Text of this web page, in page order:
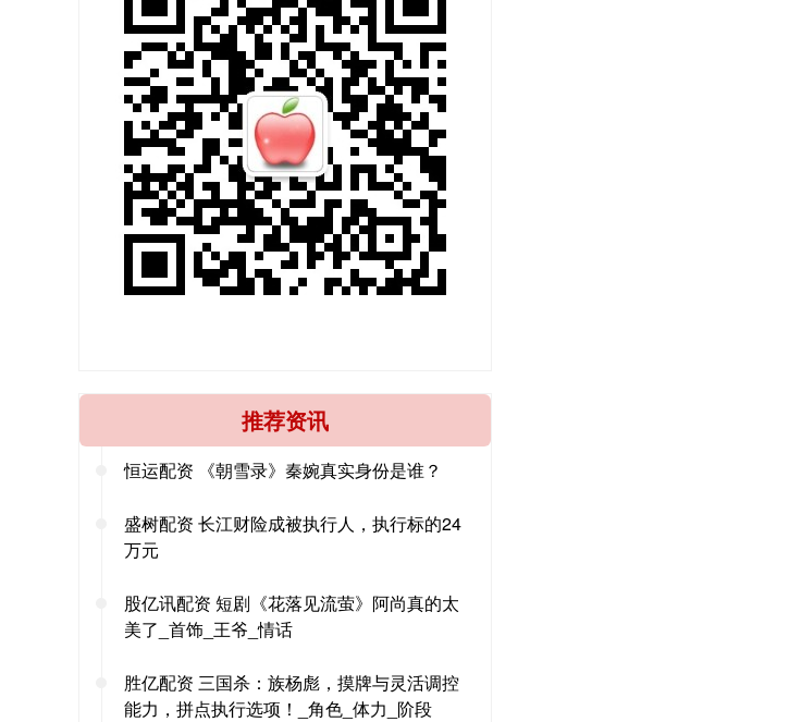
推荐资讯
恒运配资 《朝雪录》秦婉真实身份是谁？
盛树配资 长江财险成被执行人，执行标的24
万元
股亿讯配资 短剧《花落见流萤》阿尚真的太
美了_首饰_王爷_情话
胜亿配资 三国杀：族杨彪，摸牌与灵活调控
能力，拼点执行选项！_角色_体力_阶段